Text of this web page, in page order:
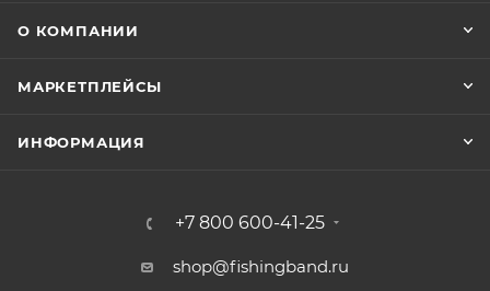
О КОМПАНИИ
МАРКЕТПЛЕЙСЫ
ИНФОРМАЦИЯ
+7 800 600-41-25
shop@fishingband.ru